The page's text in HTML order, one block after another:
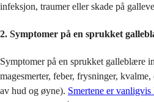
infeksjon, traumer eller skade på
2. Symptomer på en sprukket
Symptomer på en sprukket galleblære
magesmerter, feber, frysninger,
av hud og øyne). Smertene er